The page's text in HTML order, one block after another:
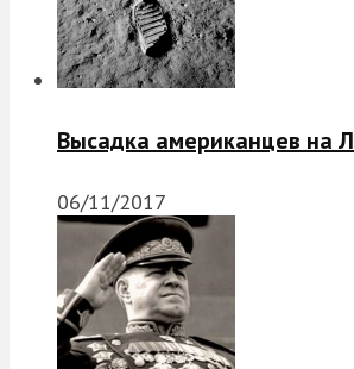
Высадка американцев на
06/11/2017